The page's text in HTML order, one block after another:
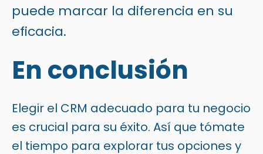
puede marcar la diferencia en su
eficacia.
En conclusión
Elegir el CRM adecuado para tu negocio
es crucial para su éxito. Así que tómate
el tiempo para explorar tus opciones y